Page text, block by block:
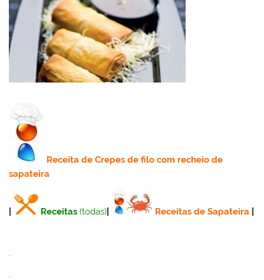
Receitade Crepes de filo com recheio de
sapateira
Receitas (todas) Receitas de Sapateira
.
.